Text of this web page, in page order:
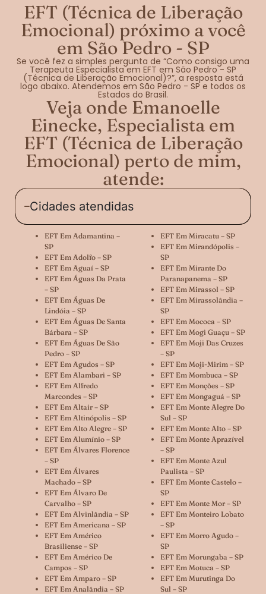
EFT (Técnica de Liberação
Emocional) próximo a você
em São Pedro - SP
Se você fez a simples pergunta de “Como consigo uma
Terapeuta Especialista em EFT em São Pedro - SP
(Técnica de Liberação Emocional)?”, a resposta está
logo abaixo. Atendemos em São Pedro - SP e todos os
Estados do Brasil.
Veja onde Emanoelle
Einecke, Especialista em
EFT (Técnica de Liberação
Emocional) perto de mim,
atende:
Cidades atendidas
EFT Em Adamantina –
SP
EFT Em Adolfo – SP
EFT Em Aguaí – SP
EFT Em Águas Da Prata
– SP
EFT Em Águas De
Lindóia – SP
EFT Em Águas De Santa
Bárbara – SP
EFT Em Águas De São
Pedro – SP
EFT Em Agudos – SP
EFT Em Alambari – SP
EFT Em Alfredo
Marcondes – SP
EFT Em Altair – SP
EFT Em Altinópolis – SP
EFT Em Alto Alegre – SP
EFT Em Alumínio – SP
EFT Em Álvares Florence
– SP
EFT Em Álvares
Machado – SP
EFT Em Álvaro De
Carvalho – SP
EFT Em Alvinlândia – SP
EFT Em Americana – SP
EFT Em Américo
Brasiliense – SP
EFT Em Américo De
Campos – SP
EFT Em Amparo – SP
EFT Em Analândia – SP
EFT Em Miracatu – SP
EFT Em Mirandópolis –
SP
EFT Em Mirante Do
Paranapanema – SP
EFT Em Mirassol – SP
EFT Em Mirassolândia –
SP
EFT Em Mococa – SP
EFT Em Mogi Guaçu – SP
EFT Em Moji Das Cruzes
– SP
EFT Em Moji-Mirim – SP
EFT Em Mombuca – SP
EFT Em Monções – SP
EFT Em Mongaguá – SP
EFT Em Monte Alegre Do
Sul – SP
EFT Em Monte Alto – SP
EFT Em Monte Aprazível
– SP
EFT Em Monte Azul
Paulista – SP
EFT Em Monte Castelo –
SP
EFT Em Monte Mor – SP
EFT Em Monteiro Lobato
– SP
EFT Em Morro Agudo –
SP
EFT Em Morungaba – SP
EFT Em Motuca – SP
EFT Em Murutinga Do
Sul – SP